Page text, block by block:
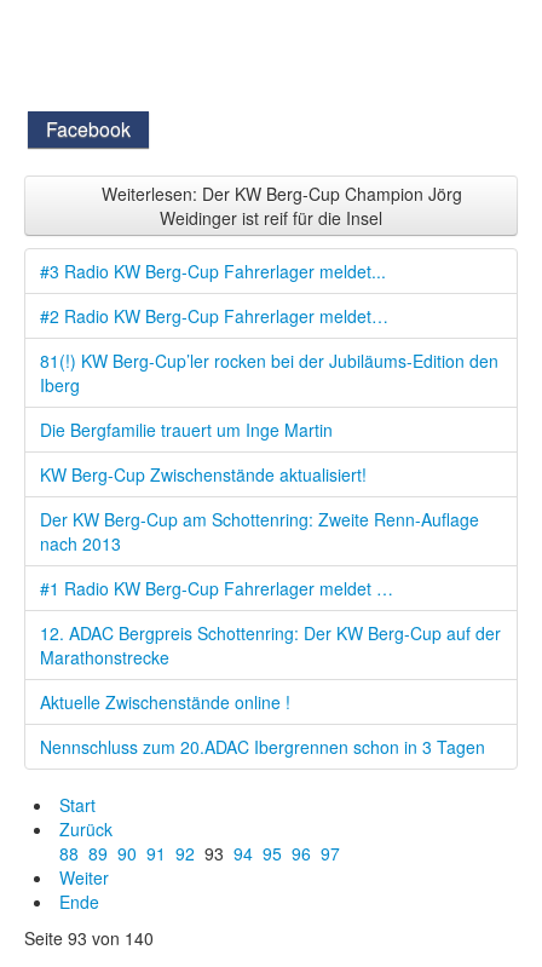
Facebook
Weiterlesen: Der KW Berg-Cup Champion Jörg
Weidinger ist reif für die Insel
#3 Radio KW Berg-Cup Fahrerlager meldet...
#2 Radio KW Berg-Cup Fahrerlager meldet…
81(!) KW Berg-Cup’ler rocken bei der Jubiläums-Edition den
Iberg
Die Bergfamilie trauert um Inge Martin
KW Berg-Cup Zwischenstände aktualisiert!
Der KW Berg-Cup am Schottenring: Zweite Renn-Auflage
nach 2013
#1 Radio KW Berg-Cup Fahrerlager meldet …
12. ADAC Bergpreis Schottenring: Der KW Berg-Cup auf der
Marathonstrecke
Aktuelle Zwischenstände online !
Nennschluss zum 20.ADAC Ibergrennen schon in 3 Tagen
Start
Zurück
88 89 90 91 92 93 94 95 96 97
Weiter
Ende
Seite 93 von 140